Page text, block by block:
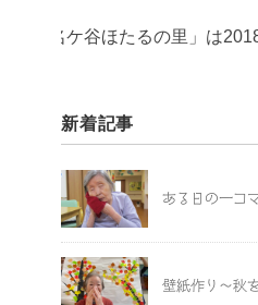
ケ谷ほたるの里」は2018年
新着記事
ある日の一コ
壁紙作り～秋